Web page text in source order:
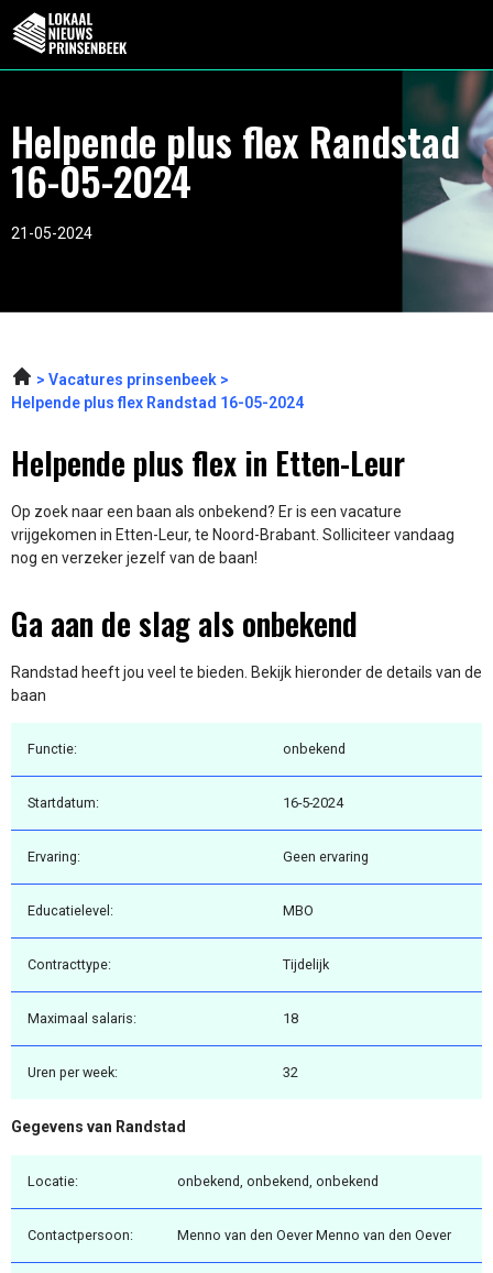
Helpende plus flex Randstad
16-05-2024
21-05-2024
Vacatures prinsenbeek
Helpende plus flex Randstad 16-05-2024
Helpende plus flex in Etten-Leur
Op zoek naar een baan als onbekend? Er is een vacature
vrijgekomen in Etten-Leur, te Noord-Brabant. Solliciteer vandaag
nog en verzeker jezelf van de baan!
Ga aan de slag als onbekend
Randstad heeft jou veel te bieden. Bekijk hieronder de details van de
baan
Functie: onbekend
Startdatum: 16-5-2024
Ervaring: Geen ervaring
Educatielevel: MBO
Contracttype: Tijdelijk
Maximaal salaris: 18
Uren per week: 32
Gegevens van Randstad
Locatie: onbekend, onbekend, onbekend
Contactpersoon: Menno van den Oever Menno van den Oever